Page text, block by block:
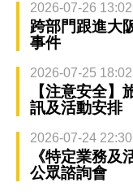
2026-07-26 13:02
跨部門跟進大
事件
2026-07-25 18:02
【注意安全
訊及活動安排
2026-07-24 22:30
《特定業務及
公眾諮詢會